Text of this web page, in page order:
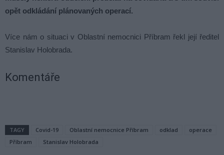
opět odkládání plánovaných operací.
Více nám o situaci v Oblastní nemocnici Příbram řekl její ředitel
Stanislav Holobrada.
Komentáře
TAGY Covid-19 Oblastní nemocnice Příbram odklad
operace
Příbram
Stanislav Holobrada